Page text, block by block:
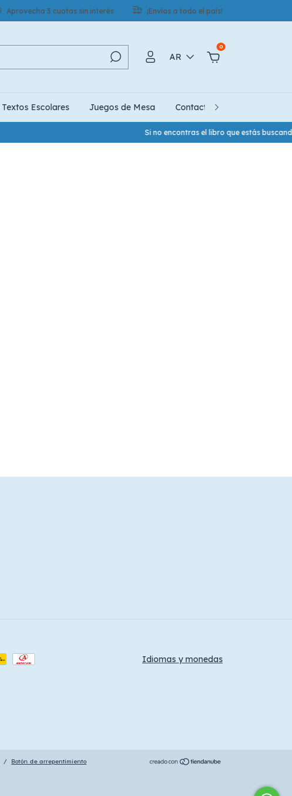
Aprovecha 3 cuotas sin interés ¡Envíos a todo el país!
AR
0
Textos Escolares Juegos de Mesa Contacto
Si no encontras el libro que estás
Idiomas y monedas
/ Botón de arrepentimiento